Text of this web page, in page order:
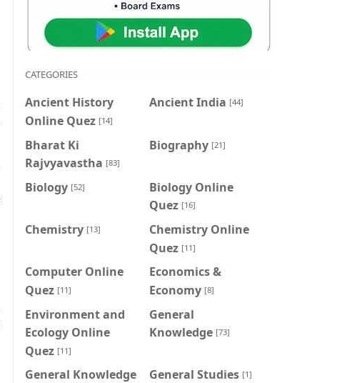
CATEGORIES
Ancient History
Online Quez [14]
Ancient India [44]
Bharat Ki
Rajvyavastha [83]
Biography [21]
Biology [52]
Biology Online
Quez [16]
Chemistry [13]
Chemistry Online
Quez [11]
Computer Online
Quez [11]
Economics &
Economy [8]
Environment and
Ecology Online
Quez [11]
General
Knowledge [73]
General Knowledge
General Studies [1]